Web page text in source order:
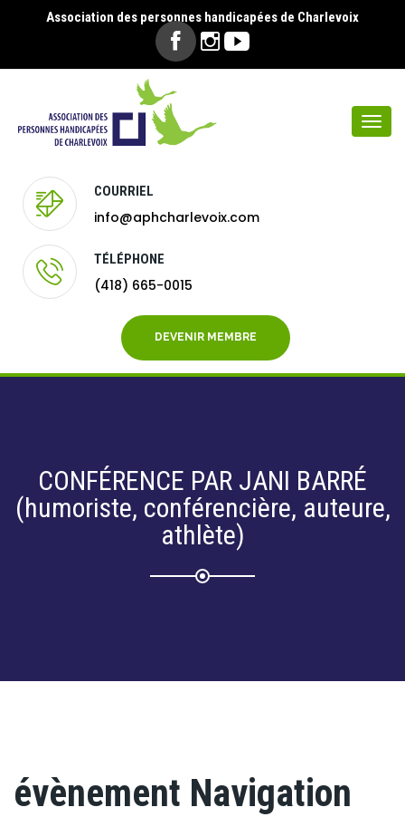
Association des personnes handicapées de Charlevoix
COURRIEL
info@aphcharlevoix.com
TÉLÉPHONE
(418) 665-0015
DEVENIR MEMBRE
CONFÉRENCE PAR JANI BARRÉ
(humoriste, conférencière, auteure,
athlète)
évènement Navigation